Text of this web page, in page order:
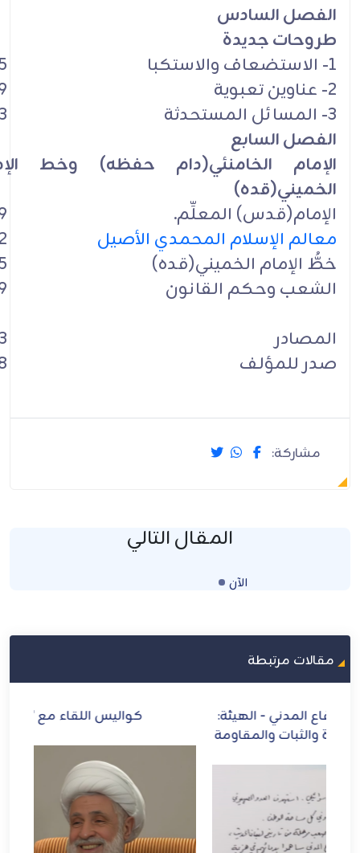
الفصل السادس
طروحات جديدة
1- الاستضعاف والاستكبا
2- عناوين تعبوية
3- المسائل المستحدثة
الفصل السابع
الإمام الخامنئي(دام حفظه) وخط
الخميني(قده)
الإمام(قدس) المعلِّم.
معالم الإسلام المحمدي الأصيل
خطُّ الإمام الخميني(قده)
الشعب وحكم القانون
المصادر
صدر للمؤلف
مشاركة:
المقال التالي
الآن Loading...
مقالات مرتبطة
كواليس اللقاء مع "الأمين العام"